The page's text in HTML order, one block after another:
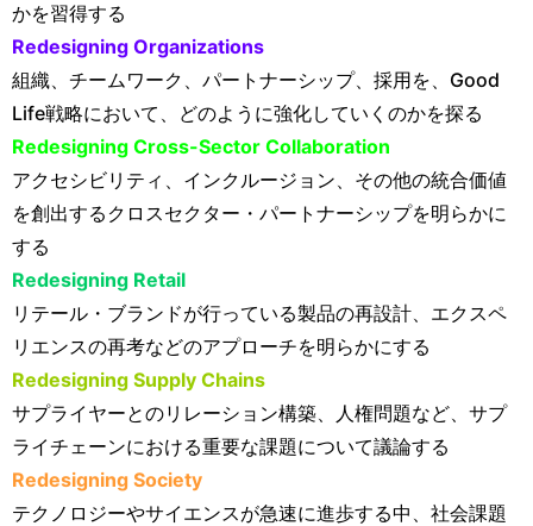
かを習得する
Redesigning Organizations
組織、チームワーク、パートナーシップ、採用を、Good
Life戦略において、どのように強化していくのかを探る
Redesigning Cross-Sector Collaboration
アクセシビリティ、インクルージョン、その他の統合価値
を創出するクロスセクター・パートナーシップを明らかに
する
Redesigning Retail
リテール・ブランドが行っている製品の再設計、エクスペ
リエンスの再考などのアプローチを明らかにする
Redesigning Supply Chains
サプライヤーとのリレーション構築、人権問題など、サプ
ライチェーンにおける重要な課題について議論する
Redesigning Society
テクノロジーやサイエンスが急速に進歩する中、社会課題